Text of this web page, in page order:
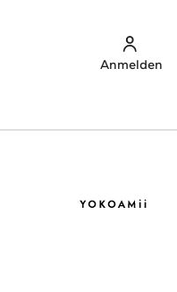
Anmelden